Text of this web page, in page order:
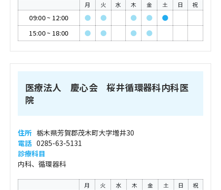
月 火 水 木 金 土 日 祝
09:00~ 12:00 ● ● ● ●
●
15:00~ 18:00 ● ● ● ●
医療法人 慶心会 桜井循環器科内科医
院
住所 栃木県芳賀郡茂木町大字増井30
電話 0285-63-5131
診療科目
内科、循環器科
月 火 水 木 金 土 日 祝